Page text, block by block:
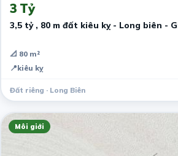
3 Tỷ
3,5 tỷ , 80 m đất kiêu kỵ - Long biên -
📐 80 m²
📍kiêu kỵ
Đất riêng · Long Biên
Môi giới